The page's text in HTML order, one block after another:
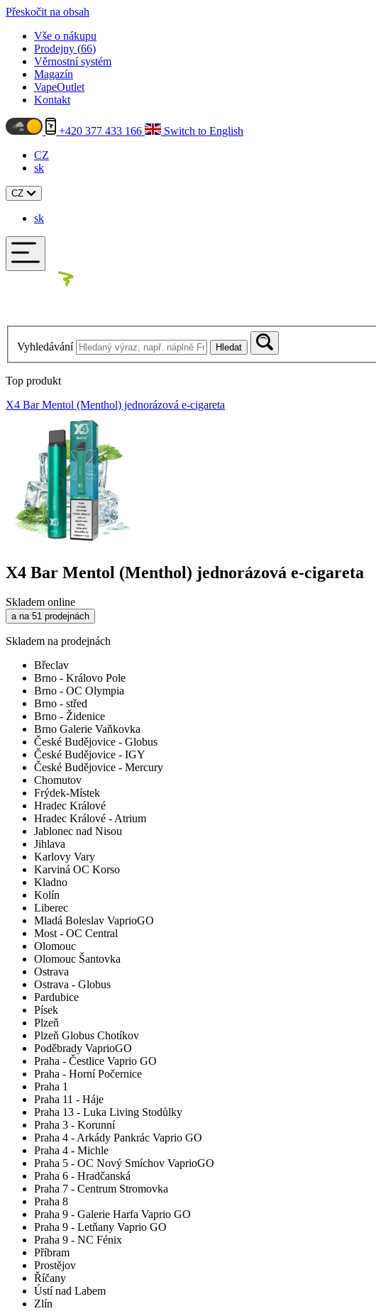
Přeskočit na obsah
Vše o nákupu
Prodejny (66)
Věrnostní systém
Magazín
VapeOutlet
Kontakt
+420 377 433 166
Switch to English
CZ
sk
CZ
sk
Vyhledávání Hledat
Top produkt
X4 Bar Mentol (Menthol) jednorázová e-cigareta
X4 Bar Mentol (Menthol) jednorázová e-cigareta
Skladem online
a na 51 prodejnách
Skladem na prodejnách
Břeclav
Brno - Královo Pole
Brno - OC Olympia
Brno - střed
Brno - Židenice
Brno Galerie Vaňkovka
České Budějovice - Globus
České Budějovice - IGY
České Budějovice - Mercury
Chomutov
Frýdek-Místek
Hradec Králové
Hradec Králové - Atrium
Jablonec nad Nisou
Jihlava
Karlovy Vary
Karviná OC Korso
Kladno
Kolín
Liberec
Mladá Boleslav VaprioGO
Most - OC Central
Olomouc
Olomouc Šantovka
Ostrava
Ostrava - Globus
Pardubice
Písek
Plzeň
Plzeň Globus Chotíkov
Poděbrady VaprioGO
Praha - Čestlice Vaprio GO
Praha - Horní Počernice
Praha 1
Praha 11 - Háje
Praha 13 - Luka Living Stodůlky
Praha 3 - Korunní
Praha 4 - Arkády Pankrác Vaprio GO
Praha 4 - Michle
Praha 5 - OC Nový Smíchov VaprioGO
Praha 6 - Hradčanská
Praha 7 - Centrum Stromovka
Praha 8
Praha 9 - Galerie Harfa Vaprio GO
Praha 9 - Letňany Vaprio GO
Praha 9 - NC Fénix
Příbram
Prostějov
Říčany
Ústí nad Labem
Zlín